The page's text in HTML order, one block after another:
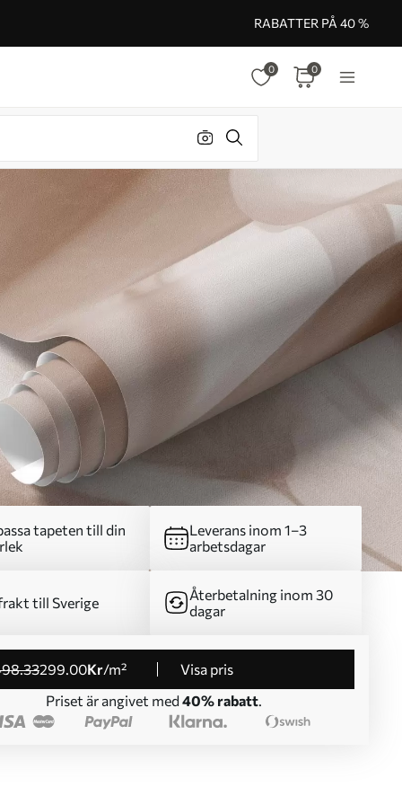
RABATTER PÅ 40 %
0 0
tapeten till din
Leverans inom 1–3
arbetsdagar
till Sverige
Återbetalning inom 30
dagar
.33299.00Kr/m²
Visa pris
Priset är angivet med 40% rabatt.